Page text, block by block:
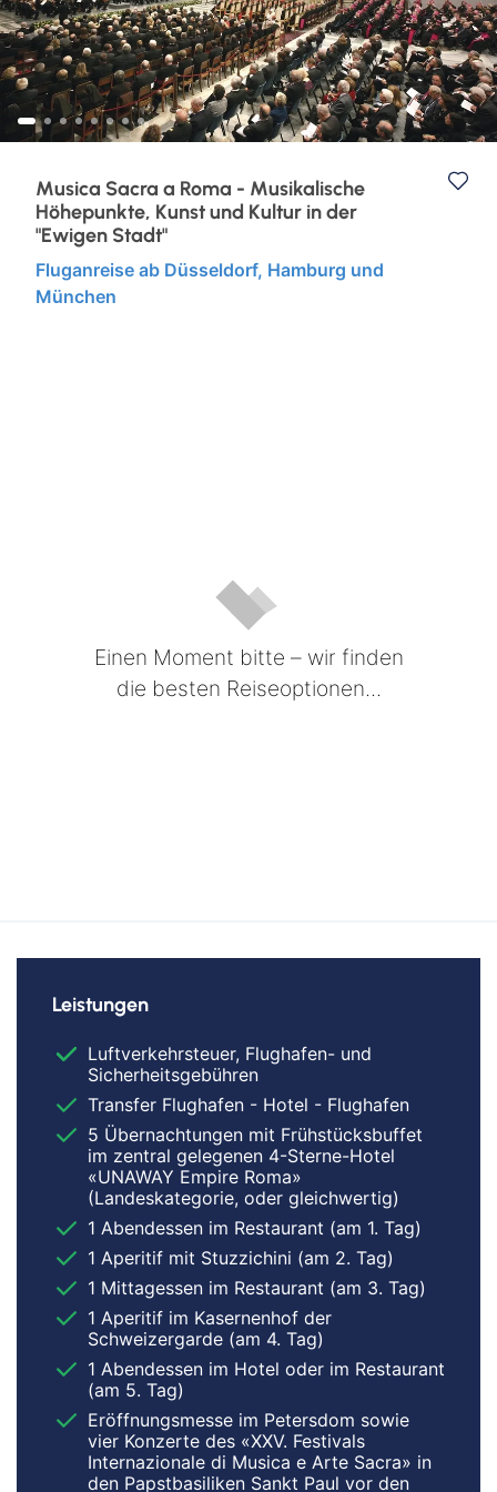
Eventreisen
Klassische Konzerte
Konzertreisen
Kurzurlaub
Kunst, Kultur & Kulinarik
Städtereisen
Ruhr & Rhein
Europa
Musica Sacra a Roma - Musikalische
Höhepunkte, Kunst und Kultur in der
"Ewigen Stadt"
Fluganreise ab Düsseldorf, Hamburg und
München
Einen Moment bitte – wir finden
die besten Reiseoptionen...
Leistungen
Luftverkehrsteuer, Flughafen- und
Sicherheitsgebühren
Transfer Flughafen - Hotel - Flughafen
5 Übernachtungen mit Frühstücksbuffet
im zentral gelegenen 4-Sterne-Hotel
«UNAWAY Empire Roma»
(Landeskategorie, oder gleichwertig)
1 Abendessen im Restaurant (am 1. Tag)
1 Aperitif mit Stuzzichini (am 2. Tag)
1 Mittagessen im Restaurant (am 3. Tag)
1 Aperitif im Kasernenhof der
Schweizergarde (am 4. Tag)
1 Abendessen im Hotel oder im Restaurant
(am 5. Tag)
Eröffnungsmesse im Petersdom sowie
vier Konzerte des «XXV. Festivals
Internazionale di Musica e Arte Sacra» in
den Papstbasiliken Sankt Paul vor den